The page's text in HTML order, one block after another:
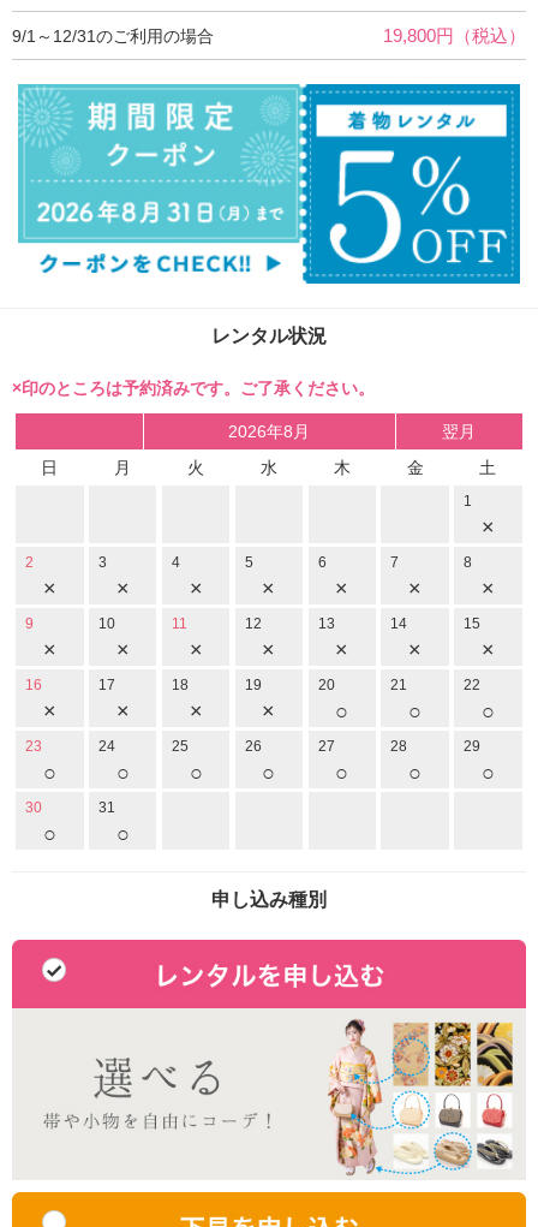
9/1～12/31のご利用の場合 19,800円（税込）
レンタル状況
×印のところは予約済みです。ご了承ください。
2026年8月
翌月
日
月 火 水 木 金 土
1
×
2
×
3
×
4
×
5
×
6
×
7
×
8
×
9
×
10
×
11
×
12
×
13
×
14
×
15
×
16
×
17
×
18
×
19
×
20
○
21
○
22
○
23
○
24
○
25
○
26
○
27
○
28
○
29
○
30
○
31
○
申し込み種別